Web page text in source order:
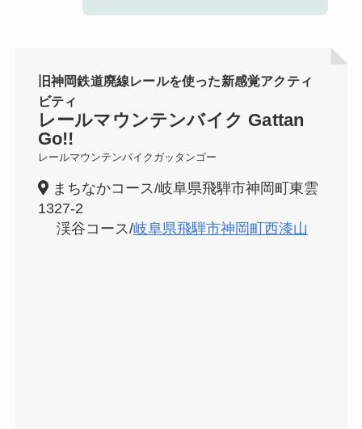
旧神岡鉄道廃線レールを使った新感覚アクティ
ビティ
レールマウンテンバイク Gattan
Go!!
レールマウンテンバイクガッタンゴー
まちなかコース/岐阜県飛騨市神岡町東雲
1327-2
渓谷コース/岐阜県飛騨市神岡町西漆山